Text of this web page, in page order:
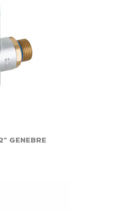
GENEBRE